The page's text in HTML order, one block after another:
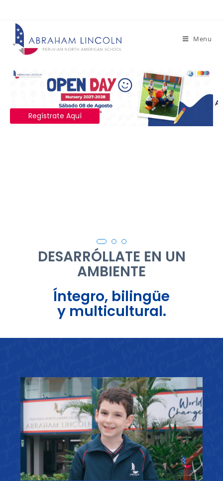
Menu
Regístrate
Regístrate Aquí
DESARRÓLLATE EN UN
AMBIENTE
Íntegro, bilingüe
y multicultural.